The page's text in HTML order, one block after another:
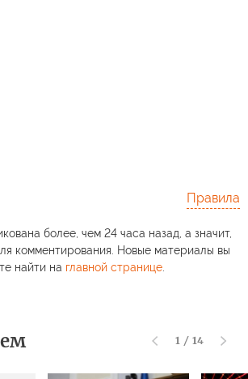
Правила
более, чем 24 часа назад, а значит,
комментирования. Новые материалы вы
найти на главной странице.
1 / 14